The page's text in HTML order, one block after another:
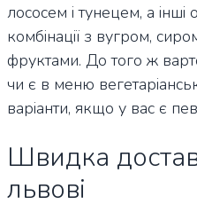
лососем і тунецем, а інші
комбінації з вугром,
фруктами. До того ж
чи є в меню
варіанти, якщо у вас є
Швидка
львові